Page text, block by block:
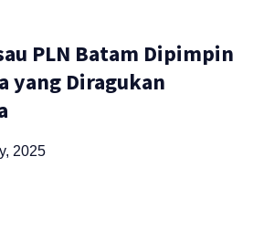
PLN Batam Dipimpin
yang Diragukan
2025